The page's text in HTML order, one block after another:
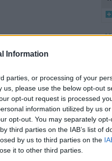
Information
parties, or processing of your
please use the below opt-out
opt-out request is processed
information utilized by us
opt-out. You may separately
third parties on the IAB’s list of
by us to third parties on the
it to other third parties.